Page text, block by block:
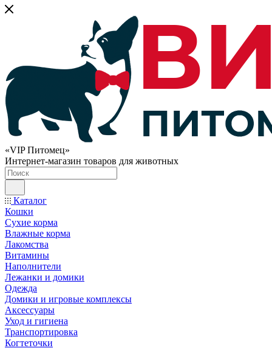
«VIP Питомец»
Интернет-магазин товаров для животных
Каталог
Кошки
Сухие корма
Влажные корма
Лакомства
Витамины
Наполнители
Лежанки и домики
Одежда
Домики и игровые комплексы
Аксессуары
Уход и гигиена
Транспортировка
Когтеточки